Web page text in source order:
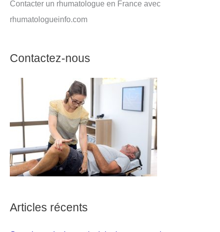
Contacter un rhumatologue en France avec
rhumatologueinfo.com
Contactez-nous
Articles récents